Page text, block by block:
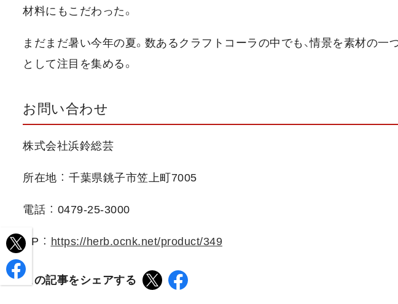
材料にもこだわった。
まだまだ暑い今年の夏。数あるクラフトコーラの中でも、情景を素材の
として注目を集める。
お問い合わせ
株式会社浜鈴総芸
所在地 ： 千葉県銚子市笠上町7005
電話 ： 0479-25-3000
HP ： https://herb.ocnk.net/product/349
この記事をシェアする